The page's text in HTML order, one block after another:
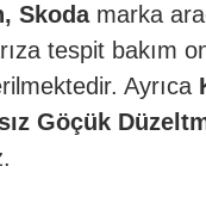
Skoda marka
tespit bakım
Ayrıca
Göçük